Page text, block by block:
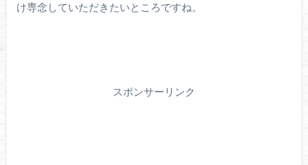
け専念していただきたいところですね。
スポンサーリンク